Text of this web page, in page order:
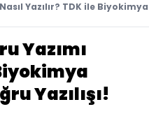
Yazılır? TDK ile Biyokimya
Yazımı
Yazılışı!